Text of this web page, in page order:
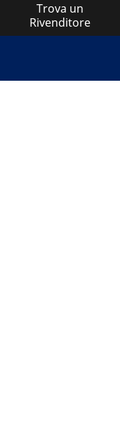
Trova un
Rivenditore